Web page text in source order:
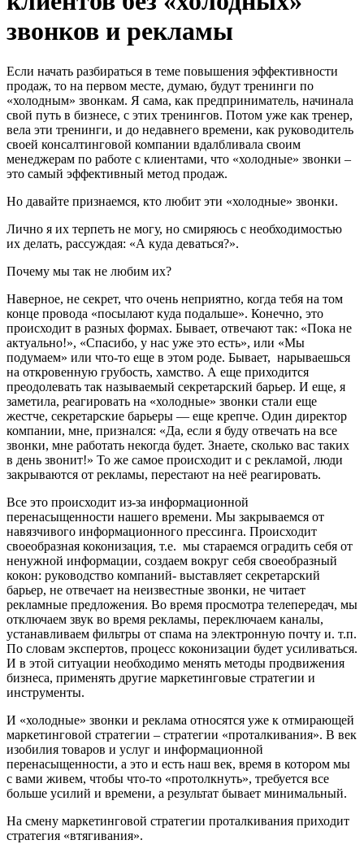
звонков и рекламы
Если начать разбираться в теме повышения эффективности
продаж, то на первом месте, думаю, будут тренинги по
«холодным» звонкам. Я сама, как предприниматель, начинала
свой путь в бизнесе, с этих тренингов. Потом уже как тренер,
вела эти тренинги, и до недавнего времени, как руководитель
своей консалтинговой компании вдалбливала своим
менеджерам по работе с клиентами, что «холодные» звонки –
это самый эффективный метод продаж.
Но давайте признаемся, кто любит эти «холодные» звонки.
Лично я их терпеть не могу, но смиряюсь с необходимостью
их делать, рассуждая: «А куда деваться?».
Почему мы так не любим их?
Наверное, не секрет, что очень неприятно, когда тебя на том
конце провода «посылают куда подальше». Конечно, это
происходит в разных формах. Бывает, отвечают так: «Пока не
актуально!», «Спасибо, у нас уже это есть», или «Мы
подумаем» или что-то еще в этом роде. Бывает, нарываешься
на откровенную грубость, хамство. А еще приходится
преодолевать так называемый секретарский барьер. И еще, я
заметила, реагировать на «холодные» звонки стали еще
жестче, секретарские барьеры — еще крепче. Один директор
компании, мне, признался: «Да, если я буду отвечать на все
звонки, мне работать некогда будет. Знаете, сколько вас таких
в день звонит!» То же самое происходит и с рекламой, люди
закрываются от рекламы, перестают на неё реагировать.
Все это происходит из-за информационной
перенасыщенности нашего времени. Мы закрываемся от
навязчивого информационного прессинга. Происходит
своеобразная коконизация, т.е. мы стараемся оградить себя от
ненужной информации, создаем вокруг себя своеобразный
кокон: руководство компаний- выставляет секретарский
барьер, не отвечает на неизвестные звонки, не читает
рекламные предложения. Во время просмотра телепередач, мы
отключаем звук во время рекламы, переключаем каналы,
устанавливаем фильтры от спама на электронную почту и. т.п.
По словам экспертов, процесс коконизации будет усиливаться.
И в этой ситуации необходимо менять методы продвижения
бизнеса, применять другие маркетинговые стратегии и
инструменты.
И «холодные» звонки и реклама относятся уже к отмирающей
маркетинговой стратегии – стратегии «проталкивания». В век
изобилия товаров и услуг и информационной
перенасыщенности, а это и есть наш век, время в котором мы
с вами живем, чтобы что-то «протолкнуть», требуется все
больше усилий и времени, а результат бывает минимальный.
На смену маркетинговой стратегии проталкивания приходит
стратегия «втягивания».